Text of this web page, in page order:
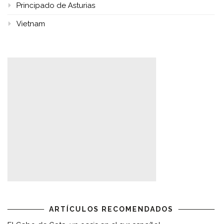
Principado de Asturias
Vietnam
ARTÍCULOS RECOMENDADOS